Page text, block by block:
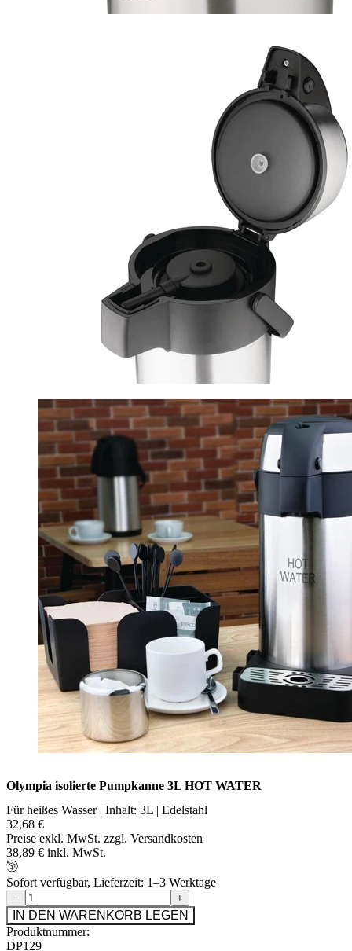
Olympia isolierte Pumpkanne 3L HOT WATER
Für heißes Wasser | Inhalt: 3L | Edelstahl
32,68 €
Preise exkl. MwSt. zzgl. Versandkosten
38,89 € inkl. MwSt.
Sofort verfügbar, Lieferzeit: 1–3 Werktage
− +
IN DEN WARENKORB LEGEN
Produktnummer:
DP129